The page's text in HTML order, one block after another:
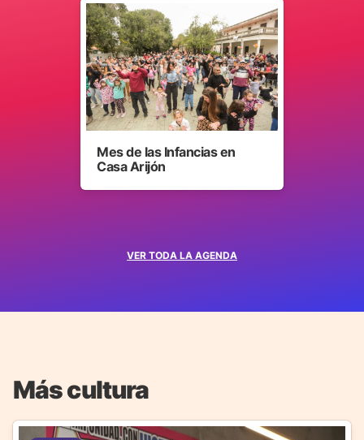
VER TODA LA AGENDA
Mes de las Infancias en
Casa Arijón
Más cultura